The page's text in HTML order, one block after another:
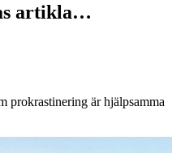
artikla…
prokrastinering är hjälpsamma